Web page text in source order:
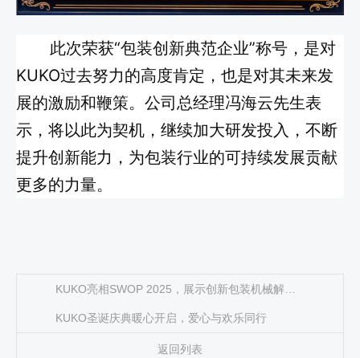
此次荣获“包装创新典范企业”称号，是对
KUKO过去努力的高度肯定，也是对其未来发
展的激励和鞭策。公司总经理冯海云先生表
示，将以此为契机，继续加大研发投入，不断
提升创新能力，为包装行业的可持续发展贡献
更多的力量。
KUKO亮相SWOP 2025，展示创新包装机械解决方案
KUKO圣诞庆典暖心开启，爱心与欢乐同行
返回列表